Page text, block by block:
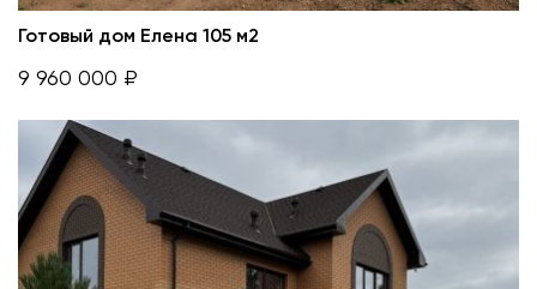
Готовый дом Елена 105 м2
9 960 000 ₽